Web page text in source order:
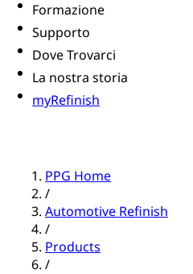
Formazione
Supporto
Dove Trovarci
La nostra storia
myRefinish
PPG Home
/
Automotive Refinish
/
Products
/